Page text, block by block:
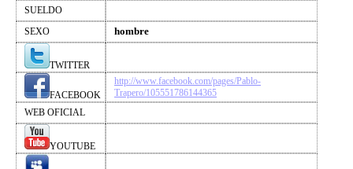
SUELDO
SEXO
hombre
TWITTER
FACEBOOK
http://www.facebook.com/pages/Pablo-
Trapero/105551786144365
WEB OFICIAL
YOUTUBE